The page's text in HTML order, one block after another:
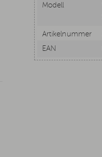
Modell
Artikelnummer
EAN